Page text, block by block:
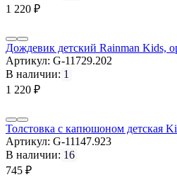
1 220 ₽
Дождевик детский Rainman Kids,
Артикул: G-11729.202
В наличии: 1
1 220 ₽
Толстовка с капюшоном детская
Артикул: G-11147.923
В наличии: 16
745 ₽